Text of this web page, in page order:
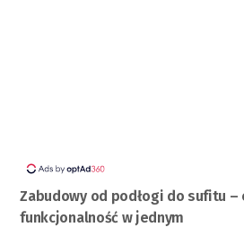
Zabudowy od podłogi do sufitu
funkcjonalność w jednym